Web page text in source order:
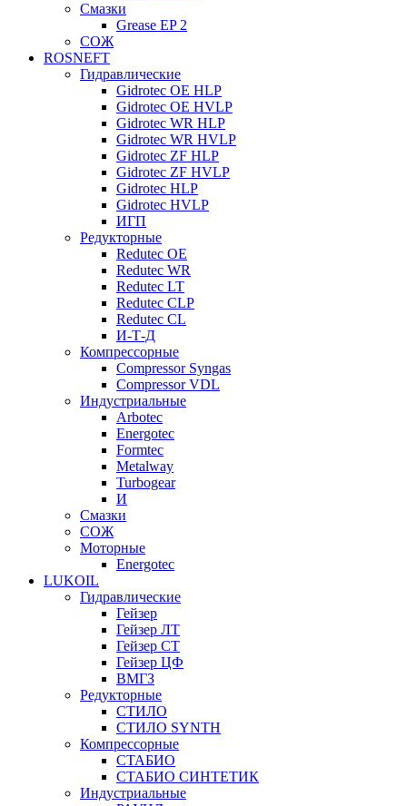
Смазки
Grease EP 2
СОЖ
ROSNEFT
Гидравлические
Gidrotec OE HLP
Gidrotec OE HVLP
Gidrotec WR HLP
Gidrotec WR HVLP
Gidrotec ZF HLP
Gidrotec ZF HVLP
Gidrotec HLP
Gidrotec HVLP
ИГП
Редукторные
Redutec OE
Redutec WR
Redutec LT
Redutec CLP
Redutec CL
И-Т-Д
Компрессорные
Compressor Syngas
Compressor VDL
Индустриальные
Arbotec
Energotec
Formtec
Metalway
Turbogear
И
Смазки
СОЖ
Моторные
Energotec
LUKOIL
Гидравлические
Гейзер
Гейзер ЛТ
Гейзер СТ
Гейзер ЦФ
ВМГЗ
Редукторные
СТИЛО
СТИЛО SYNTH
Компрессорные
СТАБИО
СТАБИО СИНТЕТИК
Индустриальные